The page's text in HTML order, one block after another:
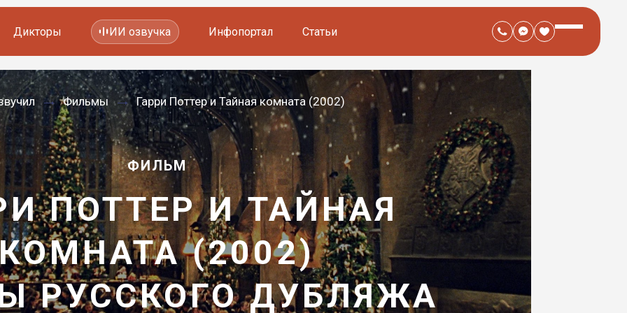
Фильмов и сериалов
Мультфильмов
YouTube каналов
Видеорекламы
Дикторы ИИ озвучка Инфопортал Статьи
Фильмы Гарри Поттер и Тайная комната (2002)
ФИЛЬМ
ПОТТЕР И ТАЙНАЯ
КОМНАТА (2002)
—
РУССКОГО ДУБЛЯЖА